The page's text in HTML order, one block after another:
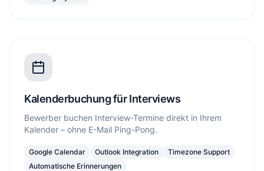
Kalenderbuchung für Interviews
Bewerber buchen Interview-Termine direkt in Ihrem
Kalender – ohne E-Mail Ping-Pong.
Google Calendar Outlook Integration
Timezone Support
Automatische Erinnerungen